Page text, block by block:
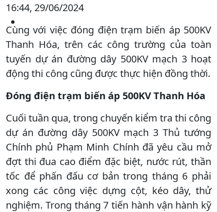
16:44, 29/06/2024
Cùng với việc đóng điện trạm biến áp 500KV
Thanh Hóa, trên các công trường của toàn
tuyến dự án đường dây 500KV mạch 3 hoạt
động thi công cũng được thực hiện đồng thời.
Đóng điện trạm biến áp 500KV Thanh Hóa
Cuối tuần qua, trong chuyến kiểm tra thi công
dự án đường dây 500KV mạch 3 Thủ tướng
Chính phủ Phạm Minh Chính đã yêu cầu mở
đợt thi đua cao điểm đặc biệt, nước rút, thần
tốc để phấn đấu cơ bản trong tháng 6 phải
xong các công việc dựng cột, kéo dây, thử
nghiệm. Trong tháng 7 tiến hành vận hành kỹ